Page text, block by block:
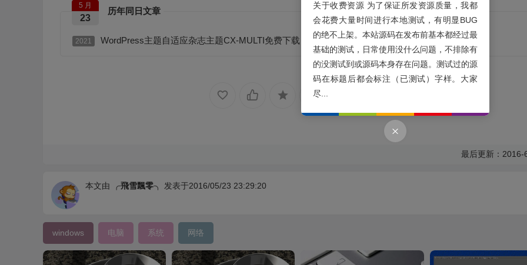
历年同日文章
5 月
23
2021 WordPress主题自适应杂志主题CX-MULTI免费下载
最后更新：2016-
本文由 ╭飛雪飄零╮ 发表于2016/05/23 23:29:20
windows 电脑 系统 网络
关于收费资源 为了保证所发资源质量，我都
会花费大量时间进行本地测试，有明显BUG
的绝不上架。本站源码在发布前基本都经过最
基础的测试，日常使用没什么问题，不排除有
的没测试到或源码本身存在问题。测试过的源
码在标题后都会标注（已测试）字样。大家
尽...